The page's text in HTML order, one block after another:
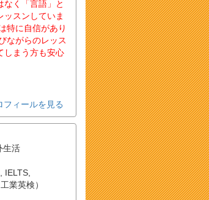
なく「言語」と
ッスンしていま
特に自信があり
ながらのレッス
しまう方も安心
フィールを見る
生活
IELTS,
業英検）